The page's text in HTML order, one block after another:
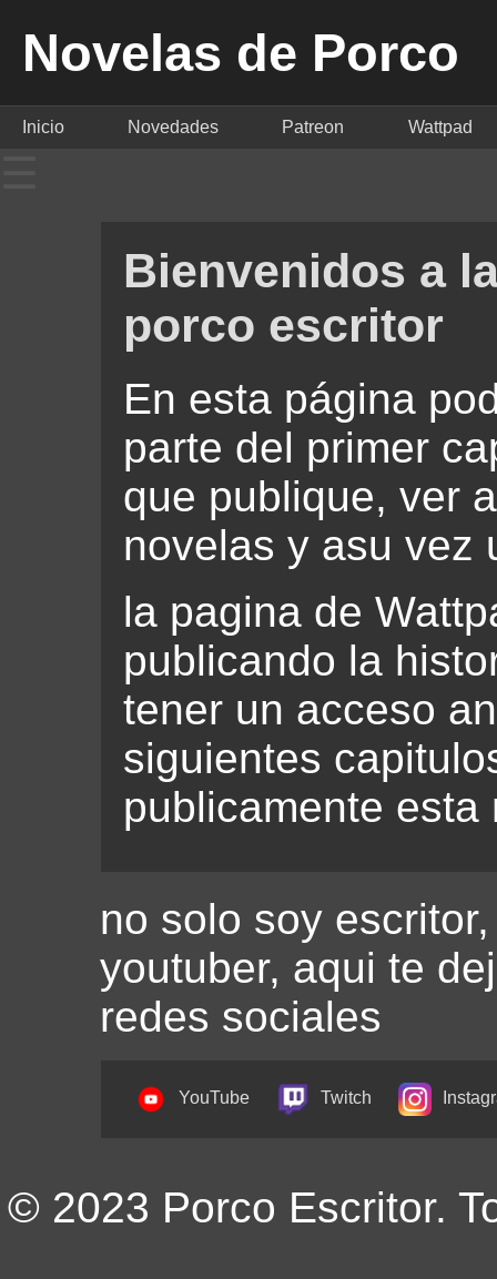
Novelas de Porco
Inicio Novedades Patreon Wattpad
Bienvenidos a
porco escritor
En esta página
parte del primer
que publique, ver
novelas y asu vez
la pagina de
publicando la
tener un acceso
siguientes
publicamente
no solo soy
youtuber, aqui te
redes sociales
YouTube Twitch
© 2023 Porco Escritor.